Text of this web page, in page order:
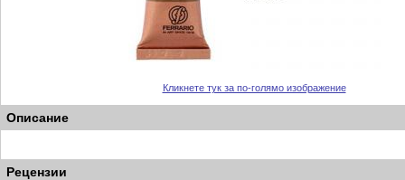
Кликнете тук за по-голямо изображение
Описание
Рецензии